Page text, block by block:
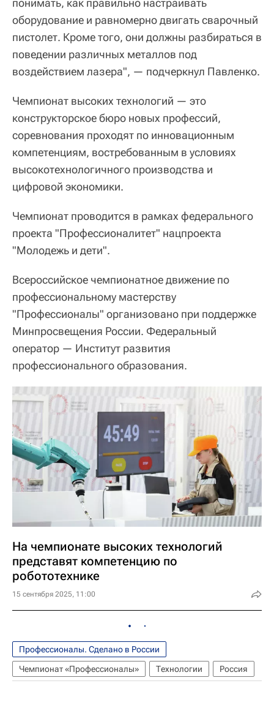
оборудование и равномерно двигать сварочный
пистолет. Кроме того, они должны разбираться в
поведении различных металлов под
воздействием лазера", — подчеркнул Павленко.
Чемпионат высоких технологий — это
конструкторское бюро новых профессий,
соревнования проходят по инновационным
компетенциям, востребованным в условиях
высокотехнологичного производства и
цифровой экономики.
Чемпионат проводится в рамках федерального
проекта "Профессионалитет" нацпроекта
"Молодежь и дети".
Всероссийское чемпионатное движение по
профессиональному мастерству
"Профессионалы" организовано при поддержке
Минпросвещения России. Федеральный
оператор — Институт развития
профессионального образования.
На чемпионате высоких технологий
представят компетенцию по
робототехнике
15 сентября 2025, 11:00
Профессионалы. Сделано в России
Чемпионат «Профессионалы»
Технологии Россия